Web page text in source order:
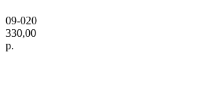
09-020
330,00
р.